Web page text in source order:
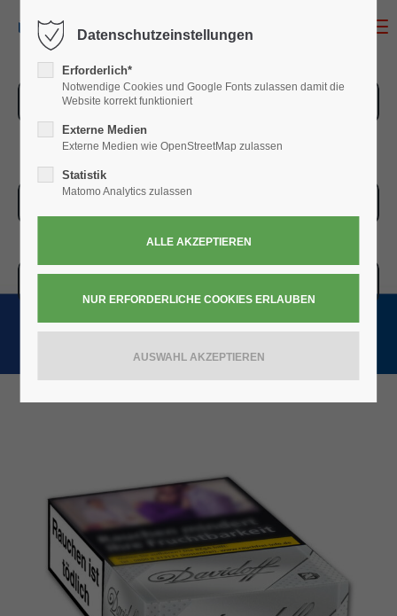
ZUR ÜBERSICHT
Datenschutzeinstellungen
Erforderlich*
Notwendige Cookies und Google Fonts zulassen damit die
Website korrekt funktioniert
Externe Medien
Externe Medien wie OpenStreetMap zulassen
Statistik
Matomo Analytics zulassen